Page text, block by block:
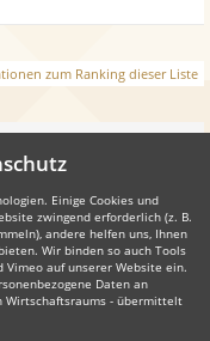
zum Ranking dieser Liste
Einige Cookies und
zwingend erforderlich (z. B.
andere helfen uns, Ihnen
Wir binden so auch Tools
Vimeo auf unserer Website ein.
Daten an
Wirtschaftsraums - übermittelt